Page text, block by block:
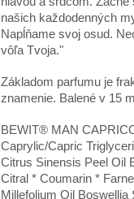
našich každodenných
Napĺňame svoj osud.
vôľa Tvoja."
Základom parfumu je
znamenie. Balené v 15
BEWIT® MAN
Caprylic/Capric
Citrus Sinensis Peel Oil
Citral * Coumarin *
Millefolium Oil